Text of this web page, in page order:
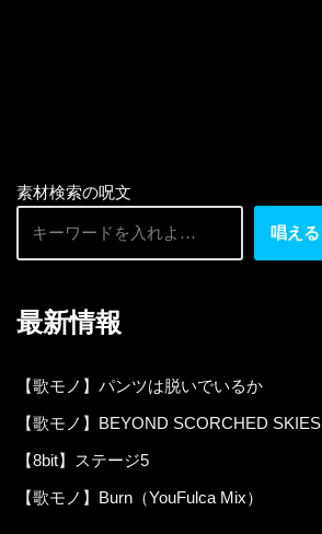
素材検索の呪文
唱える
最新情報
【歌モノ】パンツは脱いでいるか
【歌モノ】BEYOND SCORCHED SKIES
【8bit】ステージ5
【歌モノ】Burn（YouFulca Mix）